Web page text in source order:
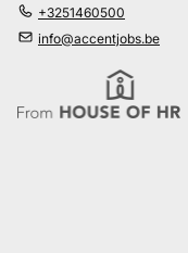
+3251460500
info@accentjobs.be